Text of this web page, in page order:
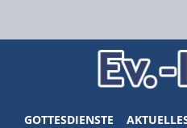
GOTTESDIENSTE